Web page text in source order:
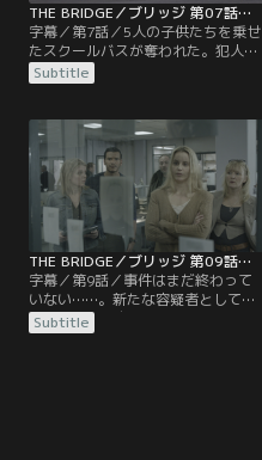
THE BRIDGE／ブリッジ 第07話／字幕
字幕／第7話／5人の子供たちを乗せ
たスクールバスが奪われた。犯人
は“真実のサイト”に誘拐した子供た
ちの動画と5つの業種を表示し、児
ごとに、1業種につき1人の子供を解
放すると宣言。捜査を進める中で、
サーガは犯人が同じ警察官ではない
かとの疑いを深めていく。
Subtitle
THE BRIDGE／ブリッジ 第09話／字幕
字幕／第9話／事件はまだ終わって
いない……。新たな容疑者として浮
上したのは、自殺したはずのマーテ
ィンの元同僚警官、イェンス。サー
Subtitle